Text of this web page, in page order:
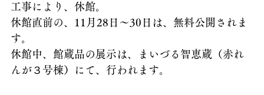
工事により、休館。
休館直前の、11月28日～30日は、無料公開されま
す。
休館中、館蔵品の展示は、まいづる智恵蔵（赤れ
んが３号棟）にて、行われます。